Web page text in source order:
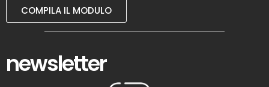
COMPILA IL MODULO
newsletter